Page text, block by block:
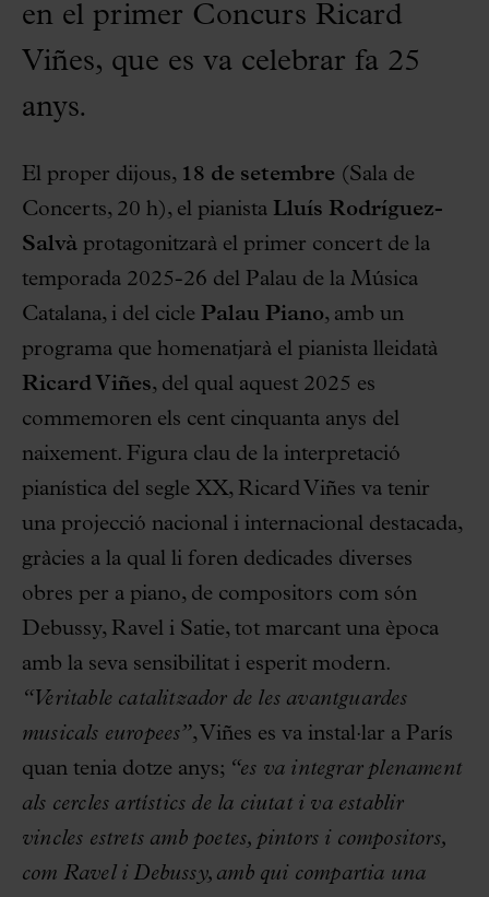
en el primer Concurs Ricard
Viñes, que es va celebrar fa 25
anys.
El proper dijous, 18 de setembre (Sala de
Concerts, 20 h), el pianista Lluís Rodríguez-
Salvà protagonitzarà el primer concert de la
temporada 2025-26 del Palau de la Música
Catalana, i del cicle Palau Piano, amb un
programa que homenatjarà el pianista lleidatà
Ricard Viñes, del qual aquest 2025 es
commemoren els cent cinquanta anys del
naixement. Figura clau de la interpretació
pianística del segle XX, Ricard Viñes va tenir
una projecció nacional i internacional destacada,
gràcies a la qual li foren dedicades diverses
obres per a piano, de compositors com són
Debussy, Ravel i Satie, tot marcant una època
amb la seva sensibilitat i esperit modern.
“Veritable catalitzador de les avantguardes
musicals europees”, Viñes es va instal·lar a París
quan tenia dotze anys; “es va integrar plenament
als cercles artístics de la ciutat i va establir
vincles estrets amb poetes, pintors i compositors,
com Ravel i Debussy, amb qui compartia una